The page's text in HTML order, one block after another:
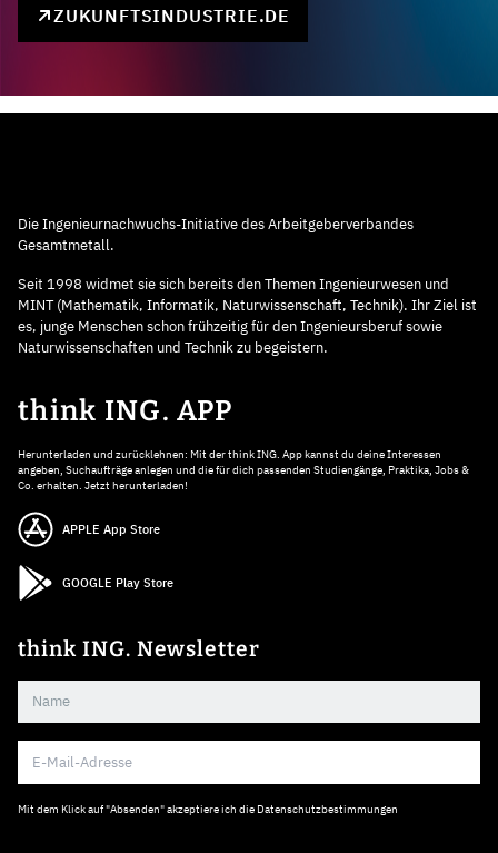
ZUKUNFTSINDUSTRIE.DE
Die Ingenieurnachwuchs-Initiative des Arbeitgeberverbandes
Gesamtmetall.
Seit 1998 widmet sie sich bereits den Themen Ingenieurwesen und
MINT (Mathematik, Informatik, Naturwissenschaft, Technik). Ihr Ziel ist
es, junge Menschen schon frühzeitig für den Ingenieursberuf sowie
Naturwissenschaften und Technik zu begeistern.
think ING. APP
Herunterladen und zurücklehnen: Mit der think ING. App kannst du deine Interessen
angeben, Suchaufträge anlegen und die für dich passenden Studiengänge, Praktika, Jobs &
Co. erhalten. Jetzt herunterladen!
APPLE App Store
GOOGLE Play Store
think ING. Newsletter
Mit dem Klick auf "Absenden" akzeptiere ich die Datenschutzbestimmungen